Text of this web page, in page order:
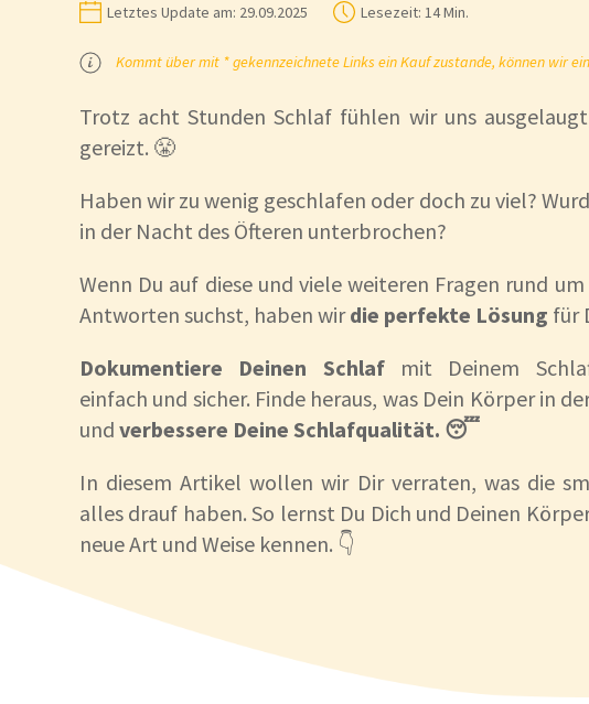
Letztes Update am: 29.09.2025 Lesezeit: 14 Min.
Kommt über mit * gekennzeichnete Links ein Kauf zustande, können wir
Trotz acht Stunden Schlaf fühlen wir uns
gereizt. 😤
Haben wir zu wenig geschlafen oder doch zu viel?
in der Nacht des Öfteren unterbrochen?
Wenn Du auf diese und viele weiteren Fragen rund
Antworten suchst, haben wirdie perfekte Lösung für
Dokumentiere Deinen Schlaf mit Deinem
einfach und sicher. Finde heraus, was Dein Körper in
und verbessere Deine Schlafqualität. 😴
In diesem Artikel wollen wir Dir verraten, was die
alles drauf haben. So lernst Du Dich und Deinen
neue Art und Weise kennen. 👇